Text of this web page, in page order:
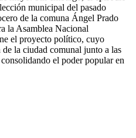
municipal del pasado
de la comuna Ángel Prado
la Asamblea Nacional
el proyecto político, cuyo
la ciudad comunal junto a las
el poder popular en